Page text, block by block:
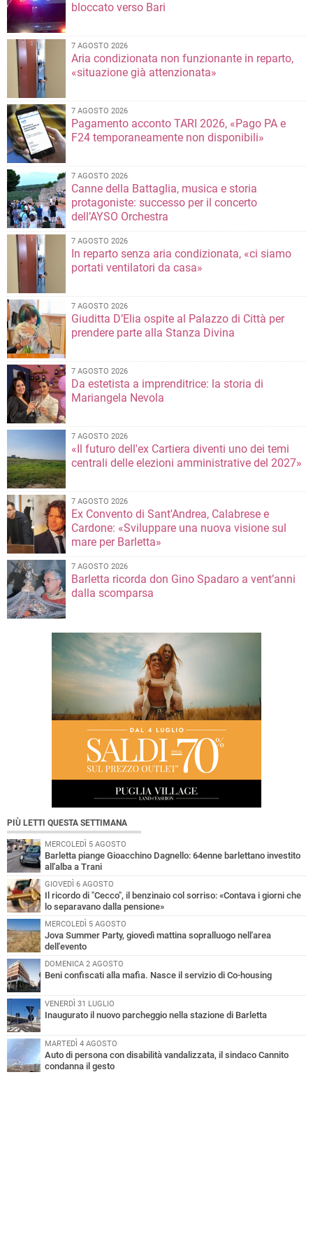
bloccato verso Bari
7 AGOSTO 2026
Aria condizionata non funzionante in reparto,
«situazione già attenzionata»
7 AGOSTO 2026
Pagamento acconto TARI 2026, «Pago PA e
F24 temporaneamente non disponibili»
7 AGOSTO 2026
Canne della Battaglia, musica e storia
protagoniste: successo per il concerto
dell’AYSO Orchestra
7 AGOSTO 2026
In reparto senza aria condizionata, «ci siamo
portati ventilatori da casa»
7 AGOSTO 2026
Giuditta D’Elia ospite al Palazzo di Città per
prendere parte alla Stanza Divina
7 AGOSTO 2026
Da estetista a imprenditrice: la storia di
Mariangela Nevola
7 AGOSTO 2026
«Il futuro dell'ex Cartiera diventi uno dei temi
centrali delle elezioni amministrative del 2027»
7 AGOSTO 2026
Ex Convento di Sant'Andrea, Calabrese e
Cardone: «Sviluppare una nuova visione sul
mare per Barletta»
7 AGOSTO 2026
Barletta ricorda don Gino Spadaro a vent’anni
dalla scomparsa
PIÙ LETTI QUESTA SETTIMANA
MERCOLEDÌ 5 AGOSTO
Barletta piange Gioacchino Dagnello: 64enne barlettano investito
all'alba a Trani
GIOVEDÌ 6 AGOSTO
Il ricordo di "Cecco", il benzinaio col sorriso: «Contava i giorni che
lo separavano dalla pensione»
MERCOLEDÌ 5 AGOSTO
Jova Summer Party, giovedì mattina sopralluogo nell'area
dell'evento
DOMENICA 2 AGOSTO
Beni confiscati alla mafia. Nasce il servizio di Co-housing
VENERDÌ 31 LUGLIO
Inaugurato il nuovo parcheggio nella stazione di Barletta
MARTEDÌ 4 AGOSTO
Auto di persona con disabilità vandalizzata, il sindaco Cannito
condanna il gesto